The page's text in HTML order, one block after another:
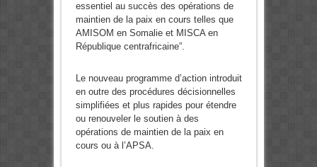
essentiel au succès des opérations de
maintien de la paix en cours telles que
AMISOM en Somalie et MISCA en
République centrafricaine”.
Le nouveau programme d’action introduit
en outre des procédures décisionnelles
simplifiées et plus rapides pour étendre
ou renouveler le soutien à des
opérations de maintien de la paix en
cours ou à l’APSA.